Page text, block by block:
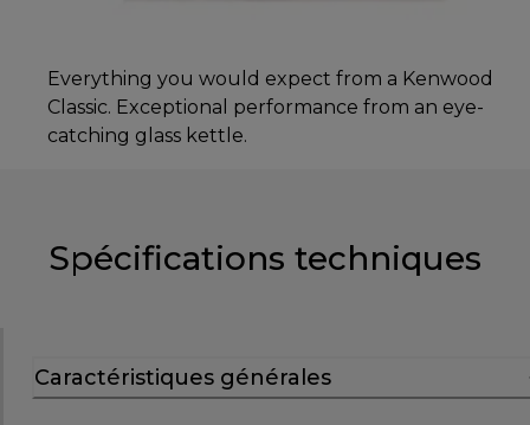
Everything you would expect from a Kenwood
Classic. Exceptional performance from an eye-
catching glass kettle.
Spécifications techniques
Caractéristiques générales